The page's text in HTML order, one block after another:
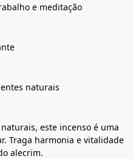
e meditação
naturais
este incenso é uma
Traga harmonia e vitalidade
alecrim.